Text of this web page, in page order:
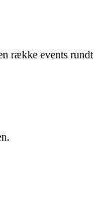
række events rundt